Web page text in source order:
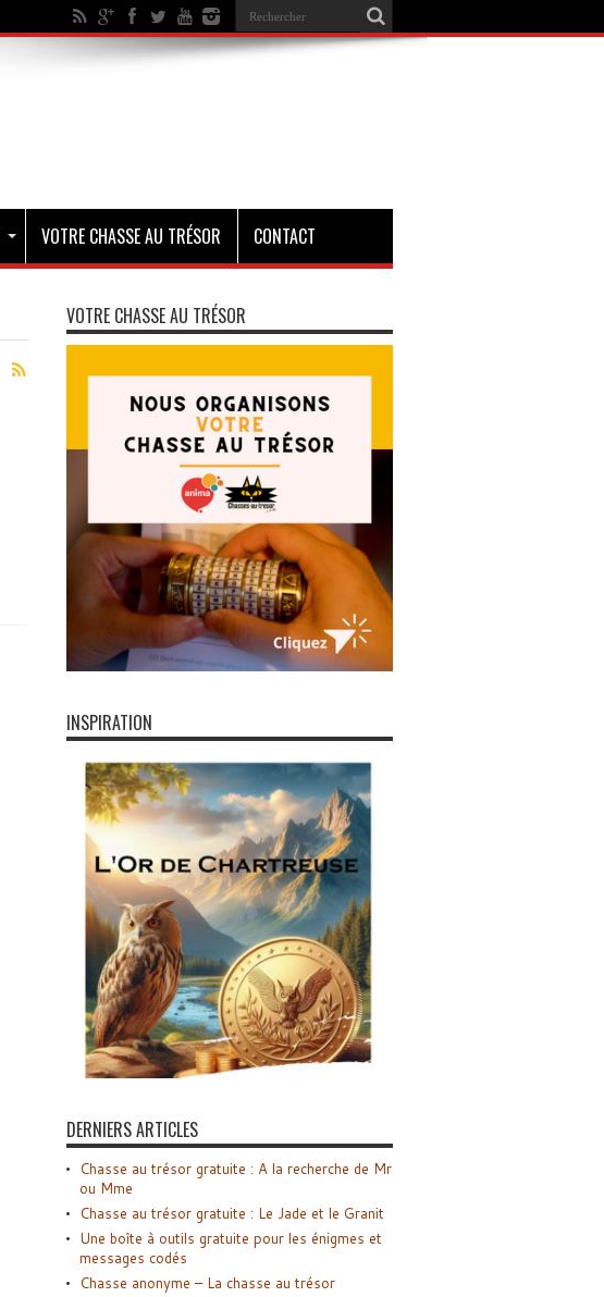
VOTRE CHASSE AU TRÉSOR CONTACT
VOTRE CHASSE AU TRÉSOR
INSPIRATION
DERNIERS ARTICLES
Chasse au trésor gratuite : A la recherche de Mr
ou Mme
Chasse au trésor gratuite : Le Jade et le Granit
Une boîte à outils gratuite pour les énigmes et
messages codés
Chasse anonyme – La chasse au trésor